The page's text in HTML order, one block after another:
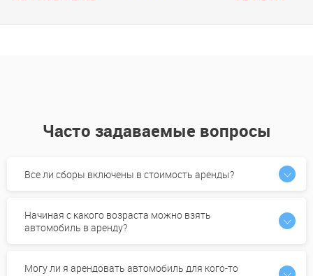
Часто задаваемые вопросы
Все ли сборы включены в стоимость аренды?
Начиная с какого возраста можно взять
автомобиль в аренду?
Могу ли я арендовать автомобиль для кого-то